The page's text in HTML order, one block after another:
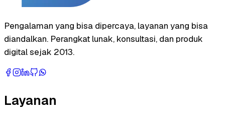
Pengalaman yang bisa dipercaya, layanan yang bisa
diandalkan. Perangkat lunak, konsultasi, dan produk
digital sejak 2013.
Layanan